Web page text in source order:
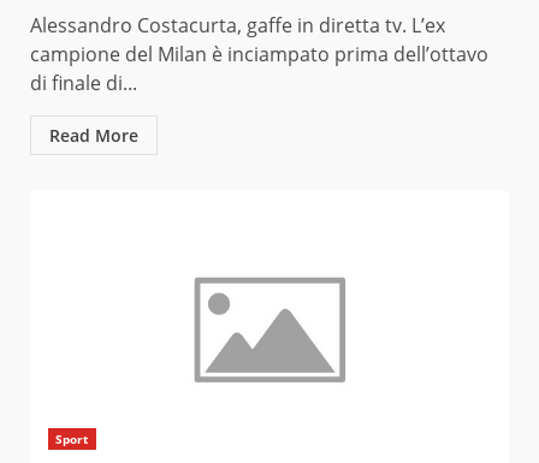
Alessandro Costacurta, gaffe in diretta tv. L’ex
campione del Milan è inciampato prima dell’ottavo
di finale di...
Read More
Sport